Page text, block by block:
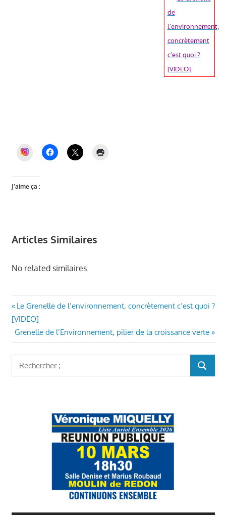
de
l’environnement,
concrètement
c’est quoi ?
[VIDEO]
INSTAGRAM
J’aime ça :
Articles Similaires
No related similaires.
ECOLOGIE -
DURABLE
Navigation
de
l’article
Article
précédent
:
Le Grenelle de l’environnement, concrètement c’est quoi ?
[VIDEO]
Article
suivant
:
Grenelle de l’Environnement, pilier de la croissance verte
Rechercher
: